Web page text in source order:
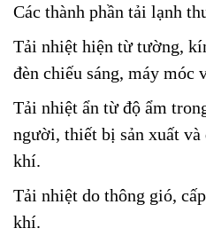
Các thành phần tải lạnh
Tải nhiệt hiện từ tường,
đèn chiếu sáng, máy móc
Tải nhiệt ẩn từ độ ẩm
người, thiết bị sản xuất
khí.
Tải nhiệt do thông gió,
khí.